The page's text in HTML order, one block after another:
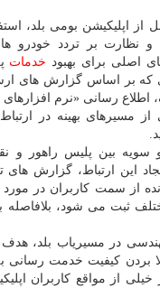
از اپلیكیشن بومی بلد،
و نظارت بر تردد خودرو
اصلی برای بهبود خدمات
كه بر اساس گزارش های
اطلاع رسانی «نرم افزارهای
مسیرهای بهینه در ارتباط
سویه بین پلیس راهور و
این ارتباط، گزارش های
از سمت كاربران در مورد
ثبت می شود، بلافاصله
در مسیریاب بلد، هدف
بردن كیفیت خدمت رسانی
از مواقع كاربران